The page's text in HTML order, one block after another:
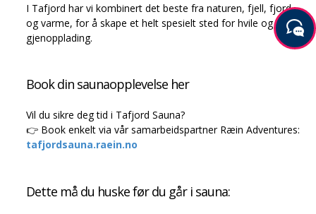
I Tafjord har vi kombinert det beste fra naturen, fjell, fjord
og varme, for å skape et helt spesielt sted for hvile og
gjenopplading.
Book din saunaopplevelse her
Vil du sikre deg tid i Tafjord Sauna?
👉 Book enkelt via vår samarbeidspartner Ræin Adventures:
tafjordsauna.raein.no
Dette må du huske før du går i sauna: